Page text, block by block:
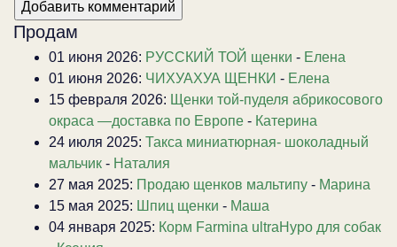
Продам
01 июня 2026: РУССКИЙ ТОЙ щенки - Елена
01 июня 2026: ЧИХУАХУА ЩЕНКИ - Елена
15 февраля 2026: Щенки той-пуделя абрикосового
окраса —доставка по Европе - Катерина
24 июля 2025: Такса миниатюрная- шоколадный
мальчик - Наталия
27 мая 2025: Продаю щенков мальтипу - Марина
15 мая 2025: Шпиц щенки - Маша
04 января 2025: Корм Farmina ultraHypo для собак